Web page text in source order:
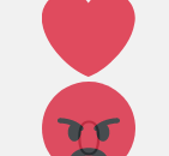
0
Агрессия!